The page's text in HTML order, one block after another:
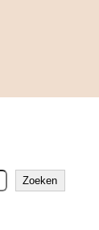
Zoeken